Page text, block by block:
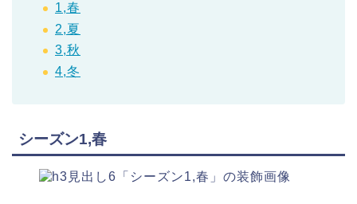
1,春
2,夏
3,秋
4,冬
シーズン1,春